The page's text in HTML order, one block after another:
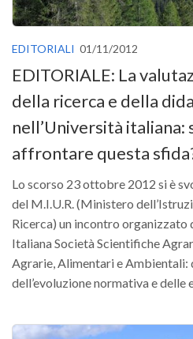
Ricevi la SISEF Newsletter
Call for Papers
Call for Proposals
Comunicati
Congressi
Convegni
Corsi di Aggiornamento
Corsi di Specializzazione
Giornate di Studio
Rassegne
EDITORIALI 01/11/2012
EDITORIALE: La
della ricerca e della
nell’Università italiana:
affrontare questa
Lo scorso 23 ottobre 2012 si è
del M.I.U.R. (Ministero
Ricerca) un incontro organizzato
Italiana Società Scientifiche
Agrarie, Alimentari e Ambientali:
dell’evoluzione normativa e delle